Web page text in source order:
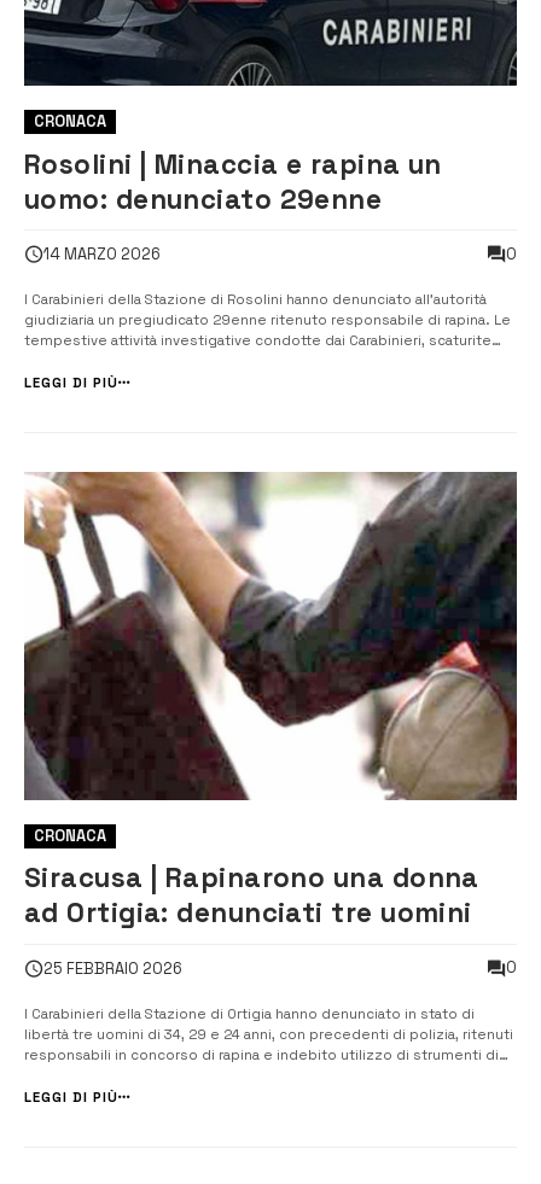
CRONACA
Rosolini | Minaccia e rapina un
uomo: denunciato 29enne
14 MARZO 2026 0
I Carabinieri della Stazione di Rosolini hanno denunciato all’autorità
giudiziaria un pregiudicato 29enne ritenuto responsabile di rapina. Le
tempestive attività investigative condotte dai Carabinieri, scaturite
danni di un 31enne, hanno consentito di identificare l’autore che,...
LEGGI DI PIÙ
CRONACA
Siracusa | Rapinarono una donna
ad Ortigia: denunciati tre uomini
25 FEBBRAIO 2026 0
I Carabinieri della Stazione di Ortigia hanno denunciato in stato di
libertà tre uomini di 34, 29 e 24 anni, con precedenti di polizia, ritenuti
responsabili in concorso di rapina e indebito utilizzo di strumenti di
condotte dai Carabinieri, scaturite dalla denuncia di una ra...
LEGGI DI PIÙ